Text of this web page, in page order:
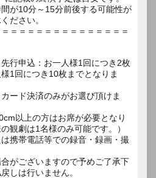
が10分～15分前後する可能性が
ださい。
＝＝＝＝＝＝＝＝＝＝＝＝＝＝
行申込：お一人様1回につき2枚
1回につき10枚までとなりま
ード決済のみがお選び頂けま
以上の方はお席が必要となり
観劇は1名様のみ可能です。）
携帯電話等での録音・録画・撮
がございますので予めご了承下
しは行いません。